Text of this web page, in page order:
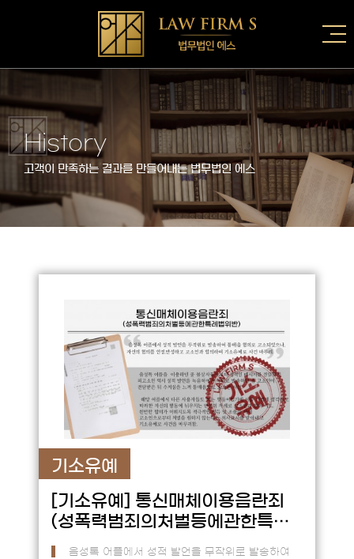
History
고객이 만족하는 결과를 만들어내는 법무법인 에스
기소유예
[기소유예] 통신매체이용음란죄
(성폭력범죄의처벌등에관한특례
법위반)
음성톡 어플에서 성적 발언을 무작위로 발송하여